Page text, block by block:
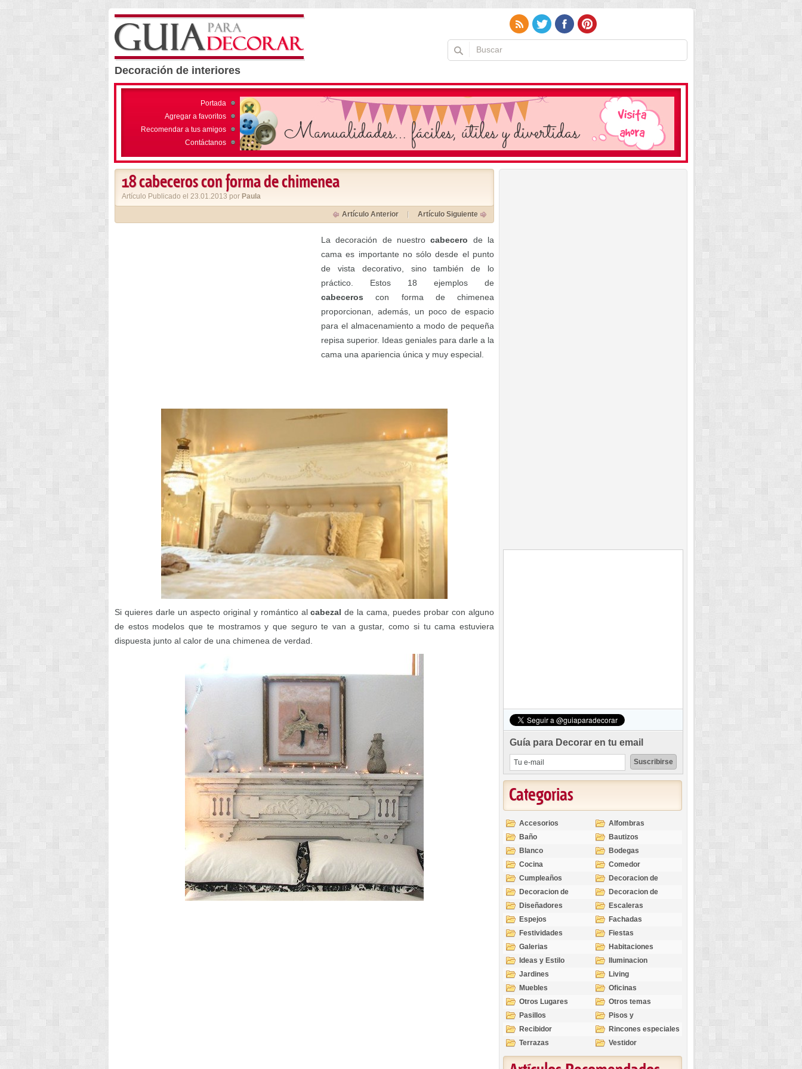
Decoración de interiores
Portada
Agregar a favoritos
Recomendar a tus amigos
Contáctanos
18 cabeceros con forma de chimenea
Artículo Publicado el 23.01.2013 por Paula
Artículo Anterior Artículo Siguiente
La decoración de nuestrocabecero de la
cama es importante no sólo desde el punto
de vista decorativo, sino también de lo
práctico. Estos 18 ejemplos de
cabeceros con forma de chimenea
proporcionan, además, un poco de espacio
para el almacenamiento a modo de pequeña
repisa superior. Ideas geniales para darle a la
cama una apariencia única y muy especial.
Si quieres darle un aspecto original y romántico alcabezal de la cama, puedes probar con alguno
de estos modelos que te mostramos y que seguro te van a gustar, como si tu cama estuviera
dispuesta junto al calor de una chimenea de verdad.
Guía para Decorar en tu email
Categorias
Accesorios
Alfombras
Baño
Bautizos
Blanco
Bodegas
Cocina
Comedor
Cumpleaños
Decoracion de
Exteriores
Decoracion de
Interiores
Decoracion de
Ocasiones
Diseñadores
Escaleras
Espejos
Fachadas
Festividades
Fiestas
Galerias
Habitaciones
Ideas y Estilo
Iluminacion
Jardines
Living
Muebles
Oficinas
Otros Lugares
Otros temas
Pasillos
Pisos y
revestimientos
Recibidor
Rincones especiales
Terrazas
Vestidor